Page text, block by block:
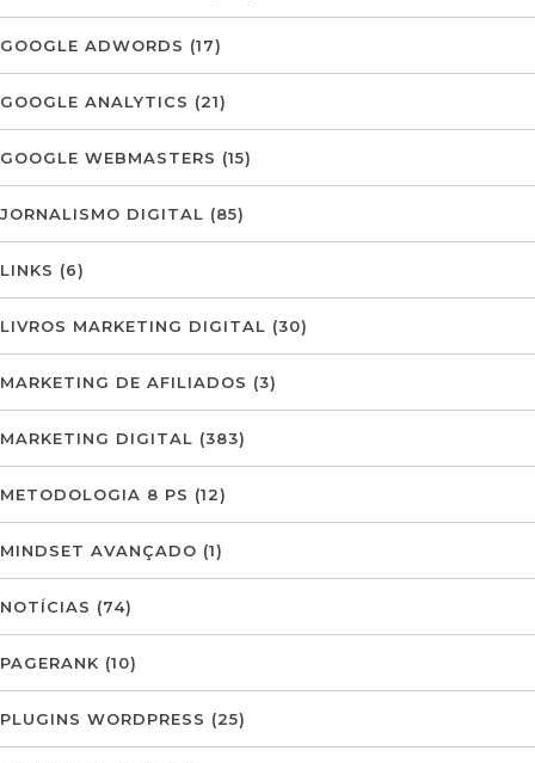
GOOGLE ADWORDS (17)
GOOGLE ANALYTICS (21)
GOOGLE WEBMASTERS (15)
JORNALISMO DIGITAL (85)
LINKS (6)
LIVROS MARKETING DIGITAL (30)
MARKETING DE AFILIADOS (3)
MARKETING DIGITAL (383)
METODOLOGIA 8 PS (12)
MINDSET AVANÇADO (1)
NOTÍCIAS (74)
PAGERANK (10)
PLUGINS WORDPRESS (25)